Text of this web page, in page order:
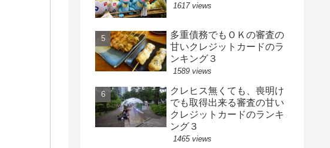
1617 views
多重債務でもＯＫの審査の
甘いクレジットカードのラ
ンキング３
1589 views
クレヒス無くても、喪明け
でも取得出来る審査の甘い
クレジットカードのランキ
ング３
1465 views